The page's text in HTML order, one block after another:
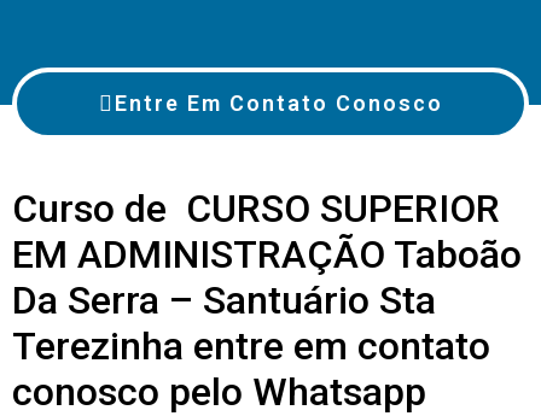
Entre Em Contato Conosco
Curso de CURSO SUPERIOR
EM ADMINISTRAÇÃO Taboão
Da Serra – Santuário Sta
Terezinha entre em contato
conosco pelo Whatsapp